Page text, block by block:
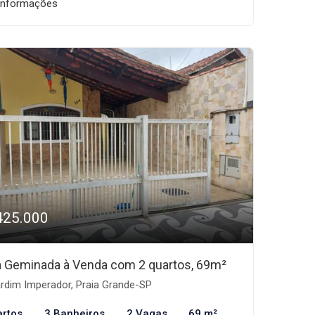
Geminada à Venda com 2 quartos, 69m²
Imperador, Praia Grande-SP